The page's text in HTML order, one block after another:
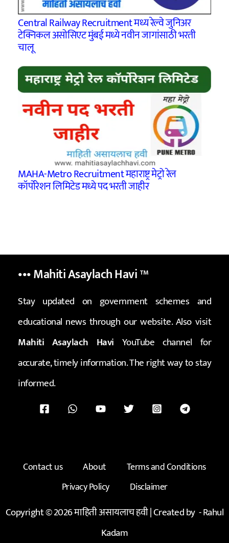
Central Railway Recruitment मध्य रेल्वे जुनिअर
टेक्निकल असोसिएट मुंबई मध्ये नवीन जागांसाठी भरती
चालू
MAHA-Metro Recruitment महाराष्ट्र मेट्रो रेल
कॉर्पोरेशन लिमिटेड मध्ये पद भरती जाहीर
••• Mahiti Asaylach Havi™
Stay updated on government schemes and
educational news through our website. Also visit
Mahiti Asaylach Havi YouTube channel for
accurate, timely information. The right way to stay
informed.
Contact us About
Terms and Conditions
Privacy Policy
Disclaimer
Copyright © 2026 माहिती असायलाच हवी | Created by -Rahul
Kadam